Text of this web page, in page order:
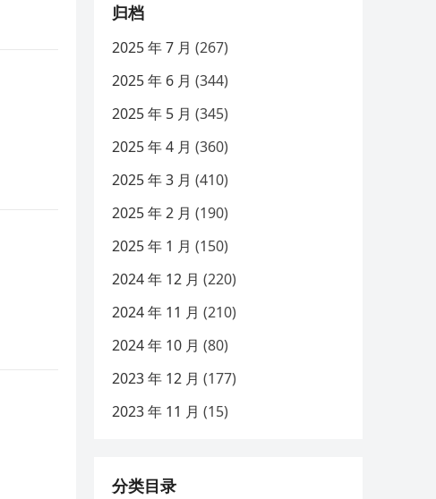
归档
2025 年 7 月 (267)
2025 年 6 月 (344)
2025 年 5 月 (345)
2025 年 4 月 (360)
2025 年 3 月 (410)
2025 年 2 月 (190)
2025 年 1 月 (150)
2024 年 12 月 (220)
2024 年 11 月 (210)
2024 年 10 月 (80)
2023 年 12 月 (177)
2023 年 11 月 (15)
分类目录